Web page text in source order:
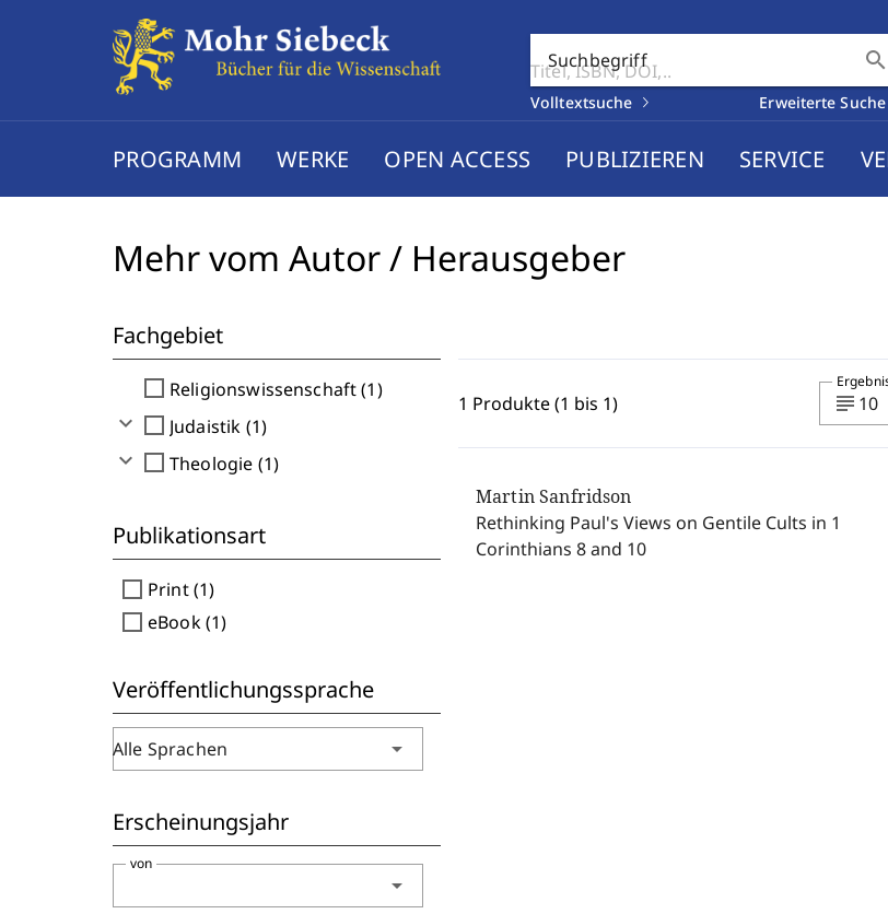
Suchbegriff search
Volltextsuche Erweiterte Suche
PROGRAMM WERKE OPEN ACCESS PUBLIZIEREN SERVICE
Mehr vom Autor / Herausgeber
Fachgebiet
check_box_outline_blank Religionswissenschaft (1)
expand_more check_box_outline_blank Judaistik (1)
expand_more check_box_outline_blank Theologie (1)
Publikationsart
check_box_outline_blank Print (1)
check_box_outline_blank eBook (1)
Veröffentlichungssprache
Alle Sprachen arrow_drop_down
Erscheinungsjahr
arrow_drop_down
von
1 Produkte (1 bis 1) subject 10
Martin Sanfridson
Rethinking Paul's Views on Gentile Cults in 1
Corinthians 8 and 10